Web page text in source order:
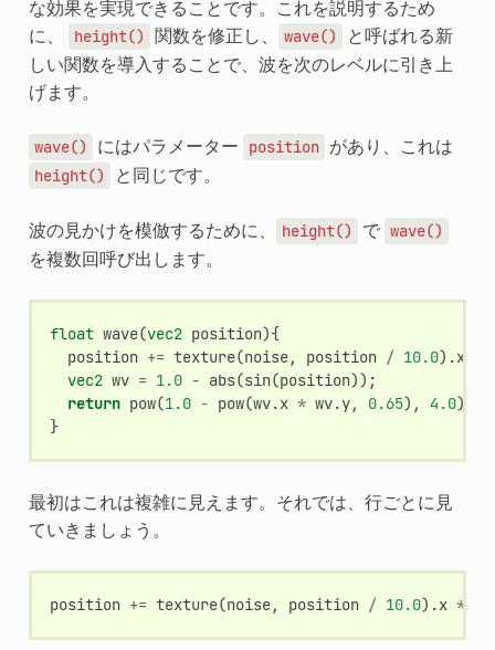
な効果を実現できることです。これを説明するため
に、
height() 関数を修正し、 wave()
と呼ばれる新
しい関数を導入することで、波を次のレベルに引き上
げます。
wave() にはパラメーター position があり、これは
height() と同じです。
波の見かけを模倣するために、 height() で wave()
を複数回呼び出します。
float wave(vec2 position){
position += texture(noise, position / 10.0).x
vec2 wv = 1.0 - abs(sin(position));
return pow(1.0 - pow(wv.x * wv.y, 0.65), 4.0);
}
最初はこれは複雑に見えます。それでは、行ごとに見
ていきましょう。
position += texture(noise, position / 10.0).x *